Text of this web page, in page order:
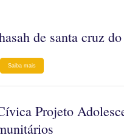
de santa cruz
Saiba mais
Projeto